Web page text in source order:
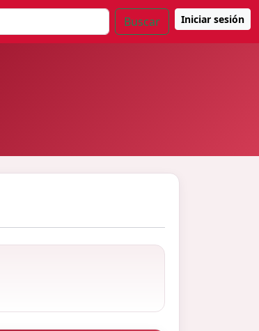
Buscar Iniciar sesión